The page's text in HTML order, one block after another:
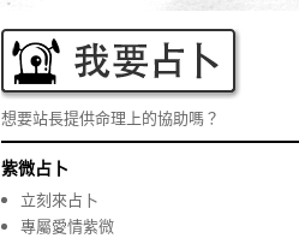
想要站長提供命理上的協助嗎？
紫微占卜
立刻來占卜
專屬愛情紫微